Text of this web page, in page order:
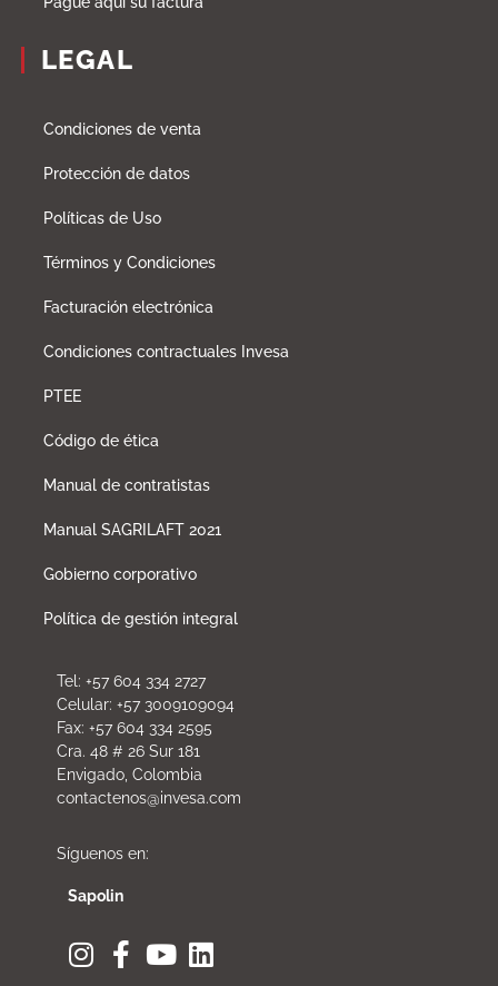
LEGAL
Condiciones de venta
Protección de datos
Políticas de Uso
Términos y Condiciones
Facturación electrónica
Condiciones contractuales Invesa
PTEE
Código de ética
Manual de contratistas
Manual SAGRILAFT 2021
Gobierno corporativo
Política de gestión integral
Tel: +57 604 334 2727
Celular: +57 3009109094
Fax: +57 604 334 2595
Cra. 48 # 26 Sur 181
Envigado, Colombia
contactenos@invesa.com
Síguenos en:
Sapolin